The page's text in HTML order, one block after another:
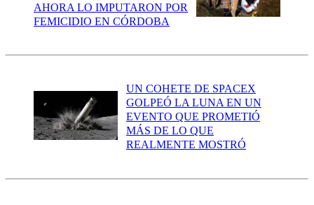
AHORA LO IMPUTARON POR
FEMICIDIO EN CÓRDOBA
UN COHETE DE SPACEX
GOLPEÓ LA LUNA EN UN
EVENTO QUE PROMETIÓ
MÁS DE LO QUE
REALMENTE MOSTRÓ